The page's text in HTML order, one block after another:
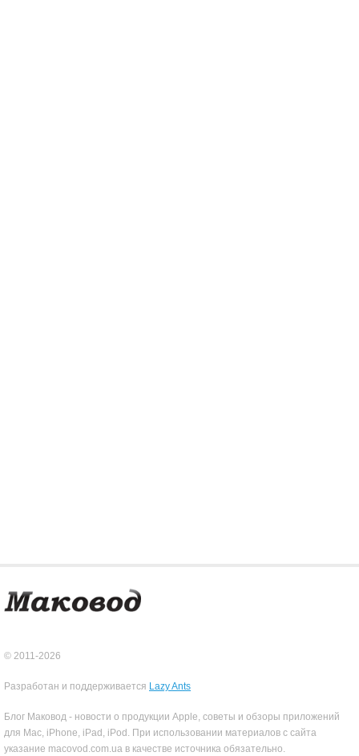
© 2011-2026
Разработан и поддерживается Lazy Ants
Блог Маковод - новости о продукции Apple, советы и обзоры приложений
для Mac, iPhone, iPad, iPod. При использовании материалов с сайта
указание macovod.com.ua в качестве источника обязательно.